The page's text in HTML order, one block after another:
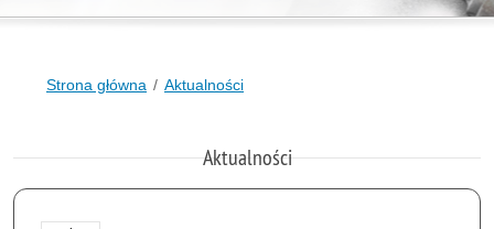
Strona główna Aktualności
Aktualności